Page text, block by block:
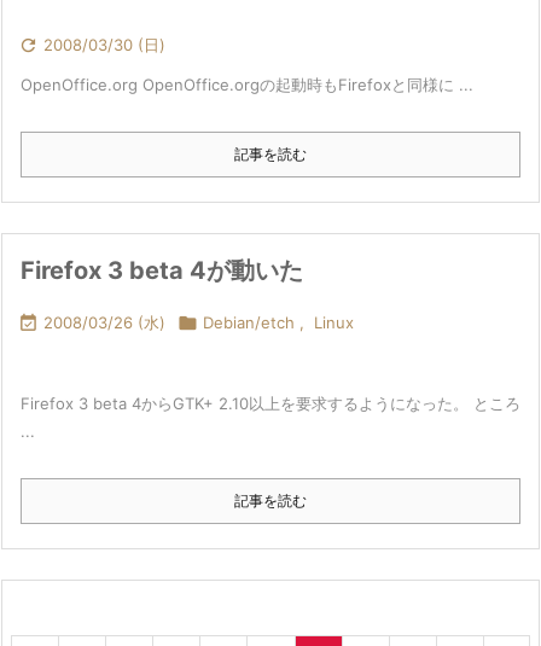
 2008/03/30 (日)
OpenOffice.org OpenOffice.orgの起動時もFirefoxと同様に ...
記事を読む
Firefox 3 beta 4が動いた
 2008/03/26 (水)  Debian/etch , Linux
Firefox 3 beta 4からGTK+ 2.10以上を要求するようになった。 ところ
...
記事を読む